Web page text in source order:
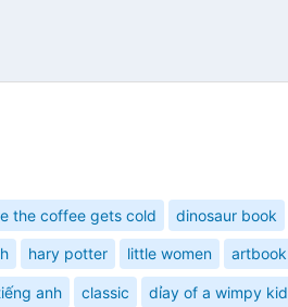
the coffee gets cold dinosaur book
hary potter little women artbook
anh classic dỉay of a wimpy kid